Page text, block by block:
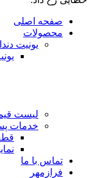
صفحه اصلی
محصولات
یونیت
لیست
خدمات
تماس با ما
فرازمهر